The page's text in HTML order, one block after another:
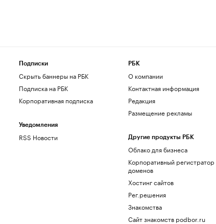
Подписки
Скрыть баннеры на РБК
Подписка на РБК
Корпоративная подписка
Уведомления
RSS Новости
РБК
О компании
Контактная информация
Редакция
Размещение рекламы
Другие продукты РБК
Облако для бизнеса
Корпоративный регистратор
доменов
Хостинг сайтов
Рег.решения
Знакомства
Сайт знакомств podbor.ru